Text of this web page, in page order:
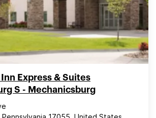
Express & Suites
S - Mechanicsburg